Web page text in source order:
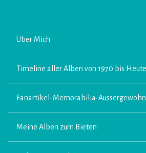
Über Mich
Timeline aller Alben von 1970 bis Heute
Fanartikel-Memorabilia-
Meine Alben zum Bieten